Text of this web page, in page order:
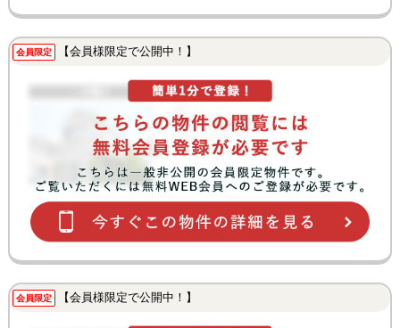
会員限定 【会員様限定で公開中！】
会員限定 【会員様限定で公開中！】